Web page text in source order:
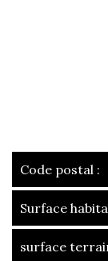
Code postal :
Surface
surface